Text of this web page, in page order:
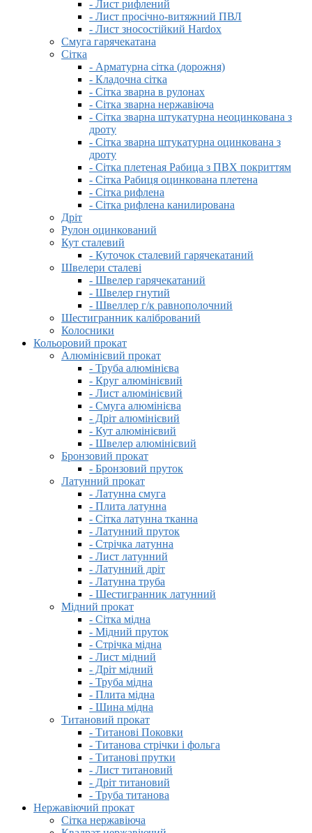
- Лист рифлений
- Лист просічно-витяжний ПВЛ
- Лист зносостійкий Hardox
Смуга гарячекатана
Сітка
- Арматурна сітка (дорожня)
- Кладочна сітка
- Сітка зварна в рулонах
- Сітка зварна нержавіюча
- Сітка зварна штукатурна неоцинкована з
дроту
- Сітка зварна штукатурна оцинкована з
дроту
- Сітка плетеная Рабица з ПВХ покриттям
- Сітка Рабиця оцинкована плетена
- Сітка рифлена
- Сітка рифлена канилирована
Дріт
Рулон оцинкований
Кут сталевий
- Куточок сталевий гарячекатаний
Швелери сталеві
- Швелер гарячекатаний
- Швелер гнутий
- Швеллер г/к равнополочний
Шестигранник калібрований
Колосники
Кольоровий прокат
Алюмінієвий прокат
- Труба алюмінієва
- Круг алюмінієвий
- Лист алюмінієвий
- Смуга алюмінієва
- Дріт алюмінієвий
- Кут алюмінієвий
- Швелер алюмінієвий
Бронзовий прокат
- Бронзовий пруток
Латунний прокат
- Латунна смуга
- Плита латунна
- Сітка латунна тканна
- Латунний пруток
- Стрічка латунна
- Лист латунний
- Латунний дріт
- Латунна труба
- Шестигранник латунний
Мідний прокат
- Сітка мідна
- Мідний пруток
- Стрічка мідна
- Лист мідний
- Дріт мідний
- Труба мідна
- Плита мідна
- Шина мідна
Титановий прокат
- Титанові Поковки
- Титанова стрічки і фольга
- Титанові прутки
- Лист титановий
- Дріт титановий
- Труба титанова
Нержавіючий прокат
Сітка нержавіюча